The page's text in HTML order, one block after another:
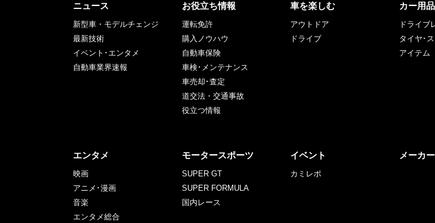
ニュース
新型車・モデルチェンジ
最新技術
イベント･エンタメ
自動車業界速報
お役立ち情報
運転免許
購入ノウハウ
自動車保険
車検･メンテナンス
車売却･査定
道交法・交通事故
役立つ情報
車を楽しむ
アウトドア
ドライブ
カー用品
ドライブ
タイヤ･
アイテム
エンタメ
映画
アニメ･漫画
音楽
エンタメ総合
モータースポーツ
SUPER GT
SUPER FORMULA
国内レース
イベント
カミレポ
メーカ